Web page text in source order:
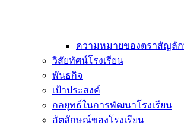
ความหมายของตราสัญลั
วิสัยทัศน์โรงเรียน
พันธกิจ
เป้าประสงค์
กลยุทธ์ในการพัฒนาโรงเรียน
อัตลักษณ์ของโรงเรียน